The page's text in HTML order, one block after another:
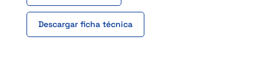
Descargar ficha técnica